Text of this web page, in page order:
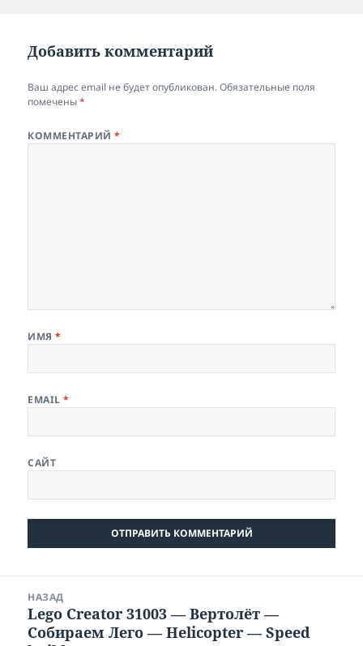
Добавить комментарий
Ваш адрес email не будет опубликован. Обязательные поля
помечены*
КОММЕНТАРИЙ*
ИМЯ*
EMAIL*
САЙТ
записям
НАЗАД
Предыдущая
запись:
Lego Creator 31003 — Вертолёт —
Собираем Лего — Helicopter — Speed